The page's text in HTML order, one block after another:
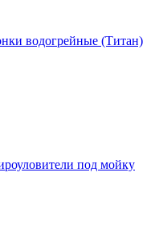
водогрейные (Титан)
под мойку